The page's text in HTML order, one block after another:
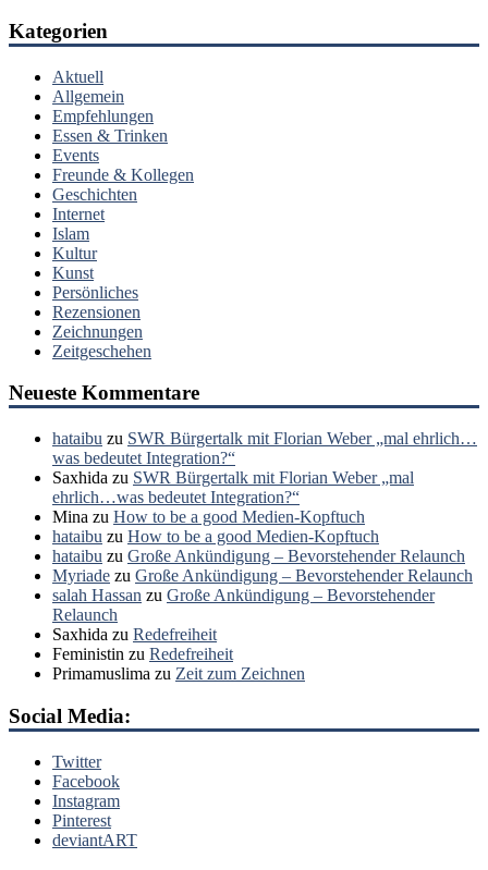
Kategorien
Aktuell
Allgemein
Empfehlungen
Essen & Trinken
Events
Freunde & Kollegen
Geschichten
Internet
Islam
Kultur
Kunst
Persönliches
Rezensionen
Zeichnungen
Zeitgeschehen
Neueste Kommentare
hataibu zu SWR Bürgertalk mit Florian Weber „mal ehrlich…
was bedeutet Integration?“
Saxhida zu SWR Bürgertalk mit Florian Weber „mal
ehrlich…was bedeutet Integration?“
Mina zu How to be a good Medien-Kopftuch
hataibu zu How to be a good Medien-Kopftuch
hataibu zu Große Ankündigung – Bevorstehender Relaunch
Myriade zu Große Ankündigung – Bevorstehender Relaunch
salah Hassan zu Große Ankündigung – Bevorstehender
Relaunch
Saxhida zu Redefreiheit
Feministin zu Redefreiheit
Primamuslima zu Zeit zum Zeichnen
Social Media:
Twitter
Facebook
Instagram
Pinterest
deviantART